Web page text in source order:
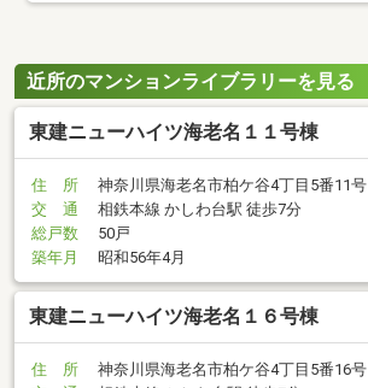
近所のマンションライブラリーを見る
東建ニューハイツ海老名１１号棟
住 所
神奈川県海老名市柏ケ谷4丁目5番11号
交 通
相鉄本線 かしわ台駅 徒歩7分
総戸数
50戸
築年月
昭和56年4月
東建ニューハイツ海老名１６号棟
住 所
神奈川県海老名市柏ケ谷4丁目5番16号